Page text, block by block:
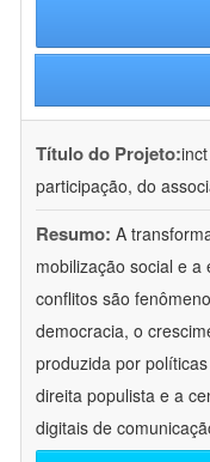
Título do Projeto:
participação, do
Resumo: A
mobilização social e
conflitos são
democracia, o
produzida por
direita populista e a
digitais de